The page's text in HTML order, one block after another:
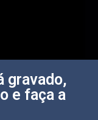
gravado,
e faça a